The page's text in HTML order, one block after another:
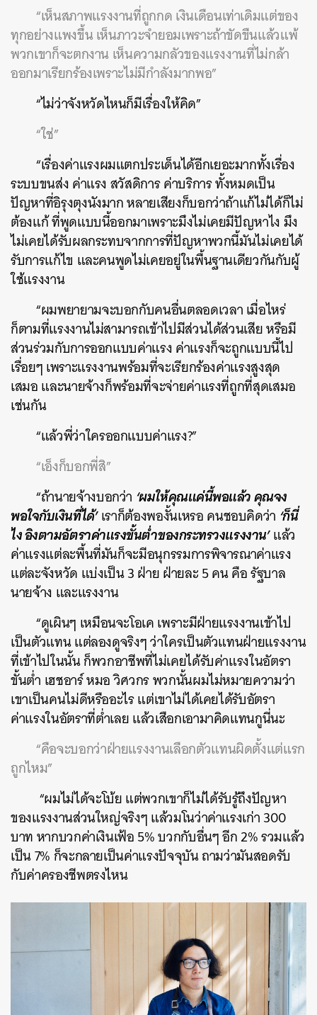
“เห็นสภาพแรงงานที่ถูกกด เงินเดือนเท่าเดิมแต่ของ
ทุกอย่างแพงขึ้น เห็นภาวะจำยอมเพราะถ้าขัดขืนแล้วแพ้
พวกเขาก็จะตกงาน เห็นความกลัวของแรงงานที่ไม่กล้า
ออกมาเรียกร้องเพราะไม่มีกำลังมากพอ”
“ไม่ว่าจังหวัดไหนก็มีเรื่องให้คิด”
“ใช่”
“เรื่องค่าแรงผมแตกประเด็นได้อีกเยอะมากทั้งเรื่อง
ระบบขนส่ง ค่าแรง สวัสดิการ ค่าบริการ ทั้งหมดเป็น
ปัญหาที่อิรุงตุงนังมาก หลายเสียงก็บอกว่าถ้าแก้ไม่ได้ก็ไม่
ต้องแก้ ที่พูดแบบนี้ออกมาเพราะมึงไม่เคยมีปัญหาไง มึง
ไม่เคยได้รับผลกระทบจากการที่ปัญหาพวกนี้มันไม่เคยได้
รับการแก้ไข และคนพูดไม่เคยอยู่ในพื้นฐานเดียวกันกับผู้
ใช้แรงงาน
“ผมพยายามจะบอกกับคนอื่นตลอดเวลา เมื่อไหร่
ก็ตามที่แรงงานไม่สามารถเข้าไปมีส่วนได้ส่วนเสีย หรือมี
ส่วนร่วมกับการออกแบบค่าแรง ค่าแรงก็จะถูกแบบนี้ไป
เรื่อยๆ เพราะแรงงานพร้อมที่จะเรียกร้องค่าแรงสูงสุด
เสมอ และนายจ้างก็พร้อมที่จะจ่ายค่าแรงที่ถูกที่สุดเสมอ
เช่นกัน
“แล้วพี่ว่าใครออกแบบค่าแรง?”
“เอ็งก็บอกพี่สิ”
“ถ้านายจ้างบอกว่า ‘ผมให้คุณแค่นี้พอแล้ว คุณจง
พอใจกับเงินที่ได้’เราก็ต้องพองั้นเหรอ คนชอบคิดว่า ‘ก็นี่
ไง อิงตามอัตราค่าแรงขั้นต่ำของกระทรวงแรงงาน’แล้ว
ค่าแรงแต่ละพื้นที่มันก็จะมีอนุกรรมการพิจารณาค่าแรง
แต่ละจังหวัด แบ่งเป็น 3 ฝ่าย ฝ่ายละ 5 คน คือ รัฐบาล
นายจ้าง และแรงงาน
“ดูเผินๆ เหมือนจะโอเค เพราะมีฝ่ายแรงงานเข้าไป
เป็นตัวแทน แต่ลองดูจริงๆ ว่าใครเป็นตัวแทนฝ่ายแรงงาน
ที่เข้าไปในนั้น ก็พวกอาชีพที่ไม่เคยได้รับค่าแรงในอัตรา
ขั้นต่ำ เฮชอาร์ หมอ วิศวกร พวกนั้นผมไม่หมายความว่า
เขาเป็นคนไม่ดีหรืออะไร แต่เขาไม่ได้เคยได้รับอัตรา
ค่าแรงในอัตราที่ต่ำเลย แล้วเสือกเอามาคิดแทนกูนี่นะ
“คือจะบอกว่าฝ่ายแรงงานเลือกตัวแทนผิดตั้งแต่แรก
ถูกไหม”
“ผมไม่ได้จะโบ้ย แต่พวกเขาก็ไม่ได้รับรู้ถึงปัญหา
ของแรงงานส่วนใหญ่จริงๆ แล้วมโนว่าค่าแรงเก่า 300
บาท หากบวกค่าเงินเฟ้อ 5% บวกกับอื่นๆ อีก 2% รวมแล้ว
เป็น 7% ก็จะกลายเป็นค่าแรงปัจจุบัน ถามว่ามันสอดรับ
กับค่าครองชีพตรงไหน